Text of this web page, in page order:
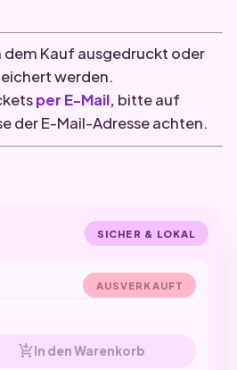
dem Kauf ausgedruckt oder
werden.
per E-Mail, bitte auf
der E-Mail-Adresse achten.
SICHER & LOKAL
AUSVERKAUFT
add_shopping_cartIn den Warenkorb